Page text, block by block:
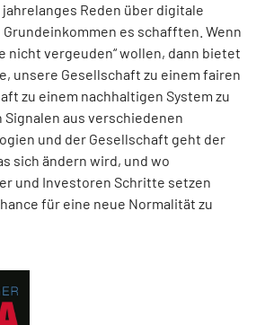
Reden über digitale
es schafften. Wenn
nicht vergeuden“ wollen, dann bietet
unsere Gesellschaft zu einem fairen
zu einem nachhaltigen System zu
Signalen aus verschiedenen
und der Gesellschaft geht der
sich ändern wird, und wo
und Investoren Schritte setzen
für eine neue Normalität zu